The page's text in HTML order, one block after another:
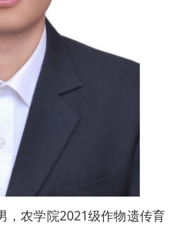
，农学院2021级作物遗传育